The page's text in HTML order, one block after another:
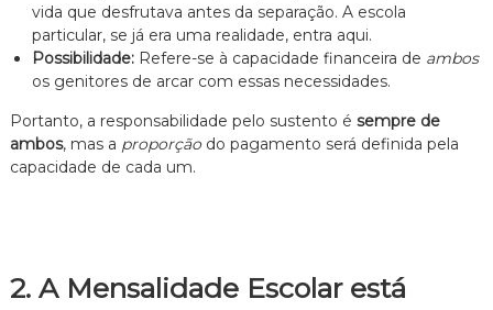
vida que desfrutava antes da separação. A escola
particular, se já era uma realidade, entra aqui.
Possibilidade:Refere-se à capacidade financeira de ambos
os genitores de arcar com essas necessidades.
Portanto, a responsabilidade pelo sustento é sempre de
ambos, mas a proporçãodo pagamento será definida pela
capacidade de cada um.
2. A Mensalidade Escolar está